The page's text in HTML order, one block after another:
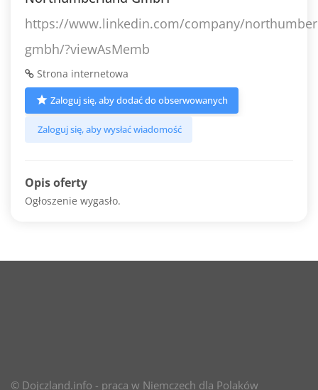
https://www.linkedin.com/company/
gmbh/?viewAsMemb
Strona internetowa
Zaloguj się, aby dodać do obserwowanych
Zaloguj się, aby wysłać wiadomość
Opis oferty
Ogłoszenie wygasło.
© Dojczland.info - praca w Niemczech dla Polaków